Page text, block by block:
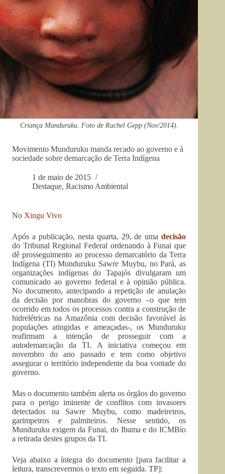
Criança Munduruku. Foto de Rachel Gepp (Nov/2014).
Movimento Munduruku manda recado ao governo e à
sociedade sobre demarcação de Terra Indígena
1 de maio de 2015
Destaque, Racismo Ambiental
No Xingu Vivo
Após a publicação, nesta quarta, 29, de umadecisão
do Tribunal Regional Federal ordenando à Funai que
dê prosseguimento ao processo demarcatório da Terra
Indígena (TI) Munduruku Sawre Muybu, no Pará, as
organizações indígenas do Tapajós divulgaram um
comunicado ao governo federal e à opinião pública.
No documento, antecipando a repetição de anulação
da decisão por manobras do governo –o que tem
ocorrido em todos os processos contra a construção de
hidrelétricas na Amazônia com decisão favorável às
populações atingidas e ameaçadas-, os Munduruku
reafirmam a intenção de prosseguir com a
autodemarcação da TI. A iniciativa começou em
novembro do ano passado e tem como objetivo
assegurar o território independente da boa vontade do
governo.
Mas o documento também alerta os órgãos do governo
para o perigo iminente de conflitos com invasores
detectados na Sawre Muybu, como madeireiros,
garimpeiros e palmiteiros. Nesse sentido, os
Munduruku exigem da Funai, do Ibama e do ICMBio
a retirada destes grupos da TI.
Veja abaixo a íntegra do documento [para facilitar a
leitura, transcrevermos o texto em seguida. TP]: